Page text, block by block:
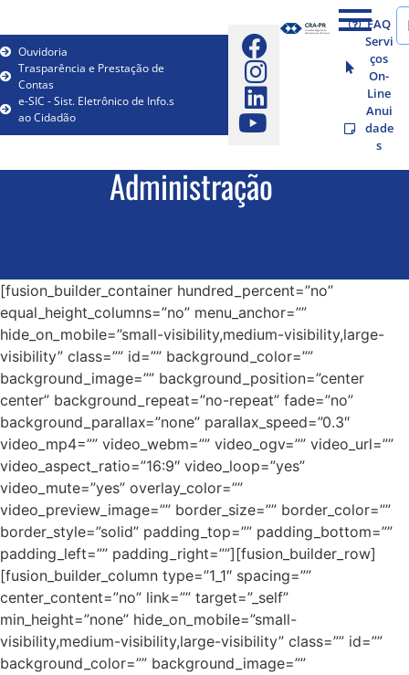
Ouvidoria
Trasparência e Prestação de
Contas
e-SIC - Sist. Eletrônico de Info.s
ao Cidadão
FAQ
Servi
ços
On-
Line
Anui
dade
s
Administração
[fusion_builder_container hundred_percent=”no”
equal_height_columns=”no” menu_anchor=””
hide_on_mobile=”small-visibility,medium-visibility,large-
visibility” class=”” id=”” background_color=””
background_image=”” background_position=”center
center” background_repeat=”no-repeat” fade=”no”
background_parallax=”none” parallax_speed=”0.3″
video_mp4=”” video_webm=”” video_ogv=”” video_url=””
video_aspect_ratio=”16:9″ video_loop=”yes”
video_mute=”yes” overlay_color=””
video_preview_image=”” border_size=”” border_color=””
border_style=”solid” padding_top=”” padding_bottom=””
padding_left=”” padding_right=””][fusion_builder_row]
[fusion_builder_column type=”1_1″ spacing=””
center_content=”no” link=”” target=”_self”
min_height=”none” hide_on_mobile=”small-
visibility,medium-visibility,large-visibility” class=”” id=””
background_color=”” background_image=””